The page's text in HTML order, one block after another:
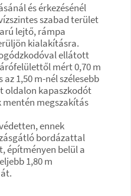
és érkezésénél
szabad terület
lejtő, rámpa
kialakításra.
ellátott
mért 0,70 m
1,50 m-nél szélesebb
oldalon kapaszkodót
mentén megszakítás
ennek
bordázattal
építményen belül a
1,80 m